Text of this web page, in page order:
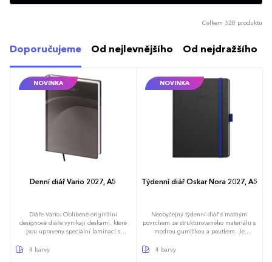
Celkem 328 produktů
Doporučujeme Od nejlevnějšího Od nejdražšího
NOVINKA
Denní diář Vario 2027, A5
Diáře Vario. Oblíbené originální
designové diáře vynikají deskami, které
jsou upraveny speciální laminací s
příjemné na dotek. Doporučujeme
4 barvy
NOVINKA
Týdenní diář Oskar Nora 2027, A5
Neobyčejný týdenní diář s matným
povrchem ze strukturovaného materiálu s
modrou gumičkou a poutkem. Je
pro poznámky a plánování.
4 barvy